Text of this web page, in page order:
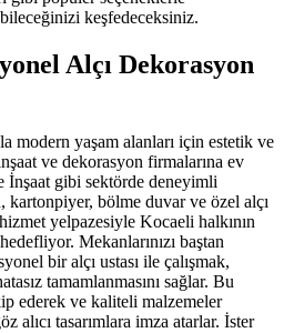
keşfedeceksiniz.
Alçı Dekorasyon
modern yaşam alanları için estetik ve
ve dekorasyon firmalarına ev
İnşaat gibi sektörde deneyimli
kartonpiyer, bölme duvar ve özel alçı
yelpazesiyle Kocaeli halkının
Mekanlarınızı baştan
bir alçı ustası ile çalışmak,
tamamlanmasını sağlar. Bu
ederek ve kaliteli malzemeler
alıcı tasarımlara imza atarlar. İster